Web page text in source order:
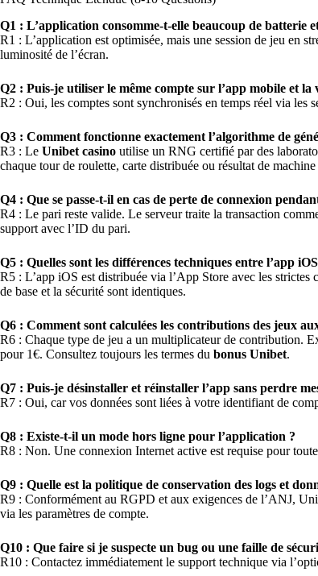
Q1 : L’application consomme-t-elle beaucoup de batterie
R1 : L’application est optimisée, mais une session de jeu en
luminosité de l’écran.
Q2 : Puis-je utiliser le même compte sur l’app mobile et la
R2 : Oui, les comptes sont synchronisés en temps réel via les
Q3 : Comment fonctionne exactement l’algorithme de
R3 : Le Unibet casino utilise un RNG certifié par des
chaque tour de roulette, carte distribuée ou résultat de machine
Q4 : Que se passe-t-il en cas de perte de connexion
R4 : Le pari reste valide. Le serveur traite la transaction
support avec l’ID du pari.
Q5 : Quelles sont les différences techniques entre l’app
R5 : L’app iOS est distribuée via l’App Store avec les
de base et la sécurité sont identiques.
Q6 : Comment sont calculées les contributions des jeux
R6 : Chaque type de jeu a un multiplicateur de contribution.
pour 1€. Consultez toujours les termes du bonus Unibet.
Q7 : Puis-je désinstaller et réinstaller l’app sans perdre
R7 : Oui, car vos données sont liées à votre identifiant de
Q8 : Existe-t-il un mode hors ligne pour l’application ?
R8 : Non. Une connexion Internet active est requise pour
Q9 : Quelle est la politique de conservation des logs et
R9 : Conformément au RGPD et aux exigences de l’ANJ,
via les paramètres de compte.
Q10 : Que faire si je suspecte un bug ou une faille de
R10 : Contactez immédiatement le support technique via